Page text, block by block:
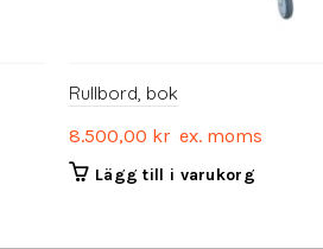
Rullbord, bok
8.500,00 krex. moms
Lägg till i varukorg